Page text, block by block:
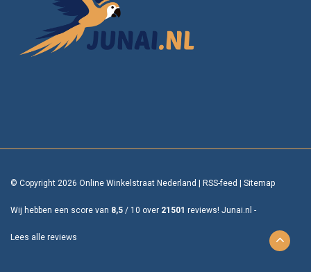
© Copyright 2026 Online Winkelstraat Nederland RSS-feed Sitemap
Wij hebben een score van 8,5 / 10 over 21501 reviews! Junai.nl -
Lees alle reviews